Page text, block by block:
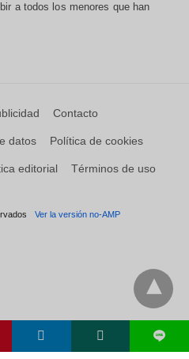
a todos los menores que han
Contacto
datos Política de cookies
editorial Términos de uso
Ver la versión no-AMP
L